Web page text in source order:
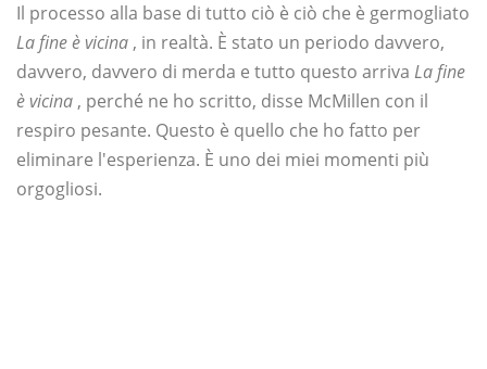
Il processo alla base di tutto ciò è ciò che è germogliato
La fine è vicina , in realtà. È stato un periodo davvero,
davvero, davvero di merda e tutto questo arriva La fine
è vicina , perché ne ho scritto, disse McMillen con il
respiro pesante. Questo è quello che ho fatto per
eliminare l'esperienza. È uno dei miei momenti più
orgogliosi.